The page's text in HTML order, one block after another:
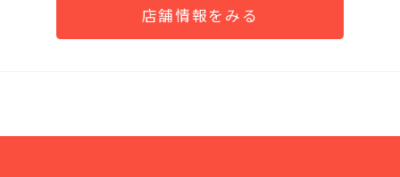
店舗情報をみる